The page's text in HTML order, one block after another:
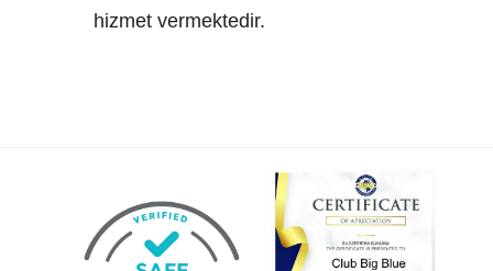
hizmet vermektedir.